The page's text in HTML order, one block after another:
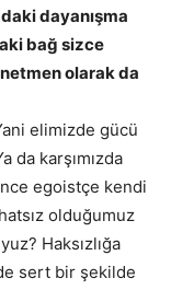
dayanışma
bağ sizce
olarak da
elimizde gücü
da karşımızda
egoistçe kendi
olduğumuz
Haksızlığa
sert bir şekilde